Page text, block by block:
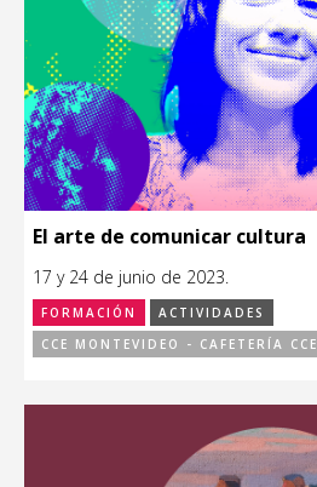
El arte de comunicar cultura
17 y 24 de junio de 2023.
FORMACIÓN
ACTIVIDADES
CCE MONTEVIDEO - CAFETERÍA CCE